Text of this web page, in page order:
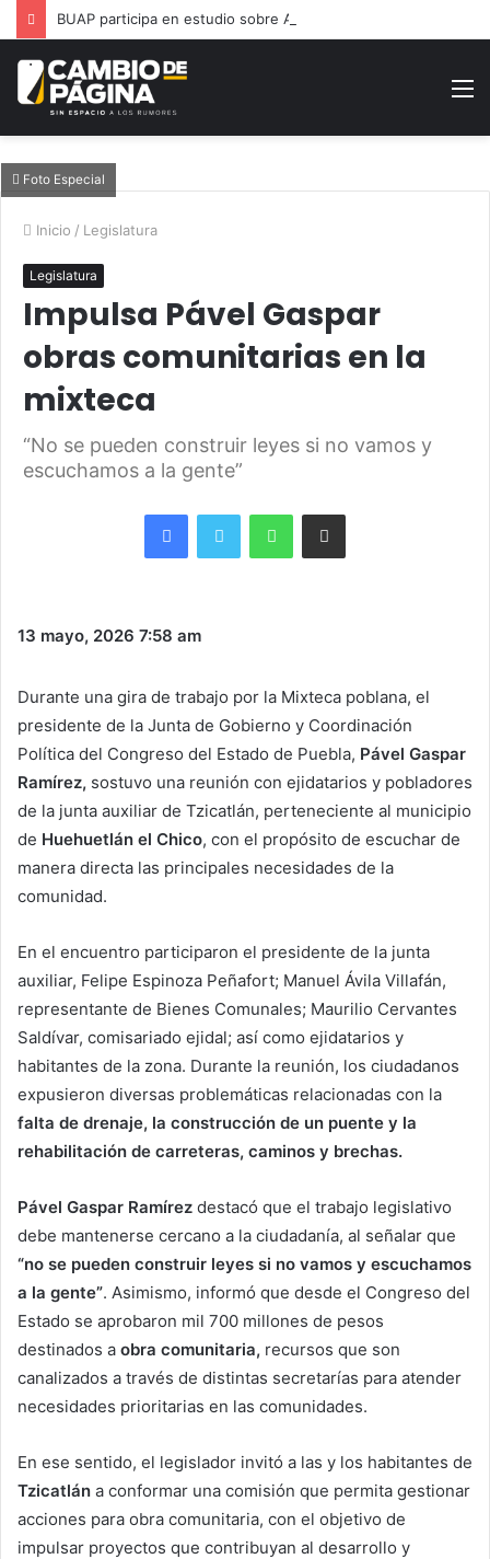
BUAP participa en estudio sobre Alianza del Pacífico
Foto Especial
Inicio / Legislatura
Legislatura
Impulsa Pável Gaspar
obras comunitarias en la
mixteca
“No se pueden construir leyes si no vamos y
escuchamos a la gente”
FacebookTwitter WhatsAppShare via Email
13 mayo, 2026 7:58 am
Durante una gira de trabajo por la Mixteca poblana, el
presidente de la Junta de Gobierno y Coordinación
Política del Congreso del Estado de Puebla, Pável Gaspar
Ramírez, sostuvo una reunión con ejidatarios y pobladores
de la junta auxiliar de Tzicatlán, perteneciente al municipio
de Huehuetlán el Chico, con el propósito de escuchar de
manera directa las principales necesidades de la
comunidad.
En el encuentro participaron el presidente de la junta
auxiliar, Felipe Espinoza Peñafort; Manuel Ávila Villafán,
representante de Bienes Comunales; Maurilio Cervantes
Saldívar, comisariado ejidal; así como ejidatarios y
habitantes de la zona. Durante la reunión, los ciudadanos
expusieron diversas problemáticas relacionadas con la
falta de drenaje, la construcción de un puente y la
rehabilitación de carreteras, caminos y brechas.
Pável Gaspar Ramírez destacó que el trabajo legislativo
debe mantenerse cercano a la ciudadanía, al señalar que
“no se pueden construir leyes si no vamos y escuchamos
a la gente”. Asimismo, informó que desde el Congreso del
Estado se aprobaron mil 700 millones de pesos
destinados a obra comunitaria, recursos que son
canalizados a través de distintas secretarías para atender
necesidades prioritarias en las comunidades.
En ese sentido, el legislador invitó a las y los habitantes de
Tzicatlán a conformar una comisión que permita gestionar
acciones para obra comunitaria, con el objetivo de
impulsar proyectos que contribuyan al desarrollo y